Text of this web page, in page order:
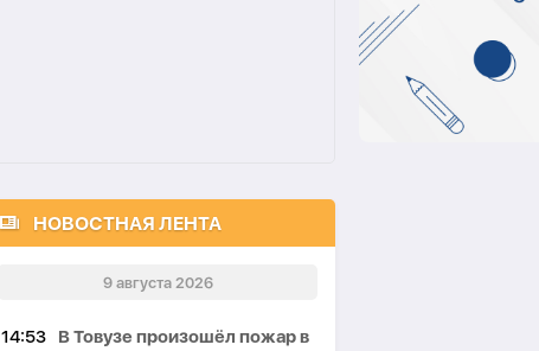
НОВОСТНАЯ ЛЕНТА
9 августа 2026
14:53
В Товузе произошёл пожар в